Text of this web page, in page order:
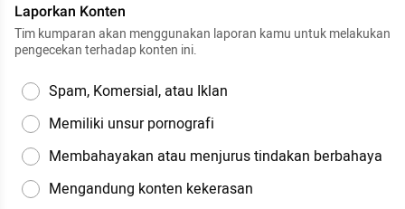
Laporkan Konten
Tim kumparan akan menggunakan laporan kamu untuk melakukan
pengecekan terhadap konten ini.
Spam, Komersial, atau Iklan
Memiliki unsur pornografi
Membahayakan atau menjurus tindakan berbahaya
Mengandung konten kekerasan